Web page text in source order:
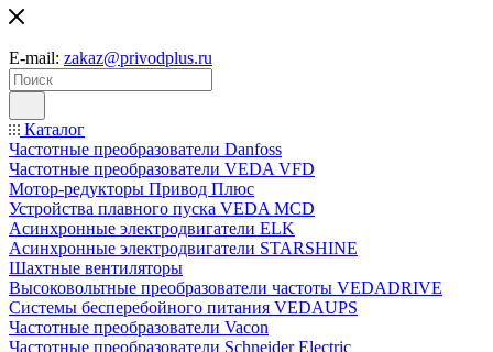
E-mail: zakaz@privodplus.ru
Каталог
Частотные преобразователи Danfoss
Частотные преобразователи VEDA VFD
Мотор-редукторы Привод Плюс
Устройства плавного пуска VEDA MCD
Асинхронные электродвигатели ELK
Асинхронные электродвигатели STARSHINE
Шахтные вентиляторы
Высоковольтные преобразователи частоты VEDADRIVE
Системы бесперебойного питания VEDAUPS
Частотные преобразователи Vacon
Частотные преобразователи Schneider Electric